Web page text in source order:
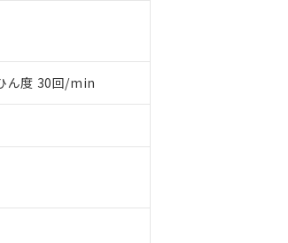
ん度 30回/min
いただくには、I-Webメンバーズにご登録され
リストについて、当社および当社の共同利用者
商談に必要な範囲で利用することをご了承くだ
遡って非含有を証明するものではありません。
、対応完了までの期間は出荷製品に未対応品が
、特段のことがない限り、2022年1月12日よ
ことを示します。
いし、環境に深刻な影響を及ぼさない年数を意
キャンセル